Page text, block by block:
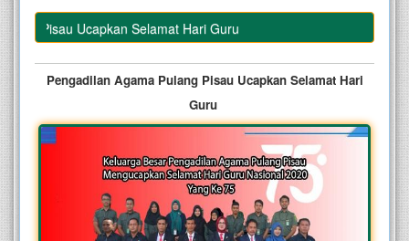
Pisau Ucapkan Selamat Hari Guru
Pengadilan Agama Pulang Pisau Ucapkan Selamat Hari
Guru